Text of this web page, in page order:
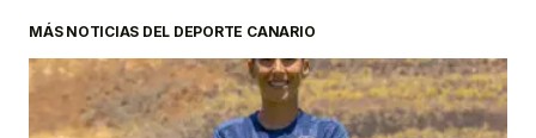
MÁS NOTICIAS DEL DEPORTE CANARIO